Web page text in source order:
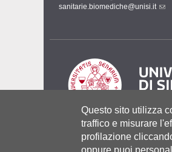
sanitarie.biomediche@unisi.it
Università degli Studi di Siena
P.IVA 00273530527 | C.F.
Questo sito utilizza
traffico e misurare
profilazione
oppure puoi